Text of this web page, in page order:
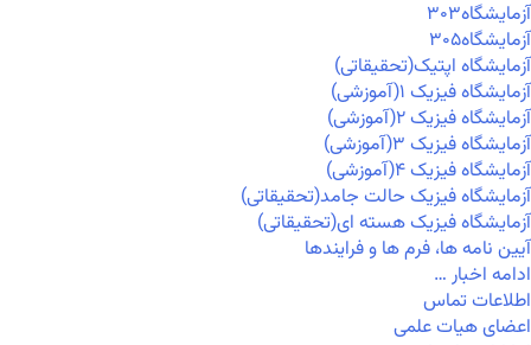
آزمايشگاه۳۰۳
آزمايشگاه۳۰۵
آزمایشگاه اپتیک(تحقیقاتی)
آزمایشگاه فیزیک ۱(آموزشی)
آزمایشگاه فیزیک ۲(آموزشی)
آزمایشگاه فیزیک ۳(آموزشی)
آزمایشگاه فیزیک ۴(آموزشی)
آزمایشگاه فیزیک حالت جامد(تحقیقاتی)
آزمایشگاه فیزیک هسته ای(تحقیقاتی)
آیین نامه ها، فرم ها و فرایندها
ادامه اخبار …
اطلاعات تماس
اعضای هیات علمی